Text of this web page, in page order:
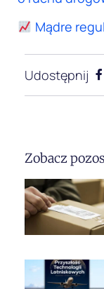
Mądre
Udostępnij
Zobacz